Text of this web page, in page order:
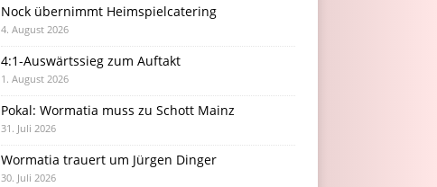
Nock übernimmt Heimspielcatering
4. August 2026
4:1-Auswärtssieg zum Auftakt
1. August 2026
Pokal: Wormatia muss zu Schott Mainz
31. Juli 2026
Wormatia trauert um Jürgen Dinger
30. Juli 2026